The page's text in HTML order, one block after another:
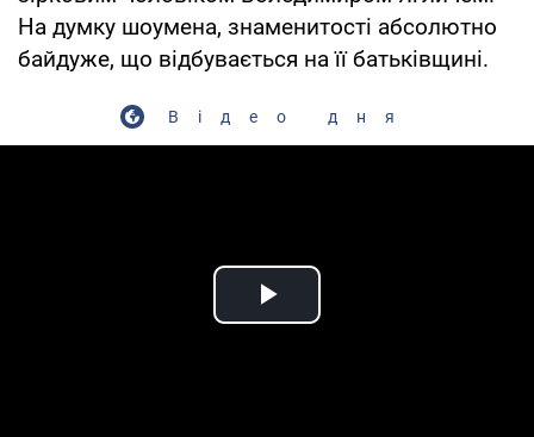
На думку шоумена, знаменитості абсолютно
байдуже, що відбувається на її батьківщині.
Відео дня
Play Video